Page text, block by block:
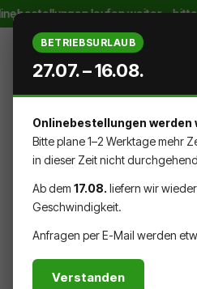
Zum Hauptinhalt springen
laufen weiter –
AUFKLEBER &
BETRIEBSURLAUB
27.07. – 16.08.
Onlinebestellungen
Bitte plane 1–2 Werktage mehr
in dieser Zeit nicht
Ab dem 17.08. liefern wir
Geschwindigkeit.
Anfragen per E-Mail werden
Verstanden